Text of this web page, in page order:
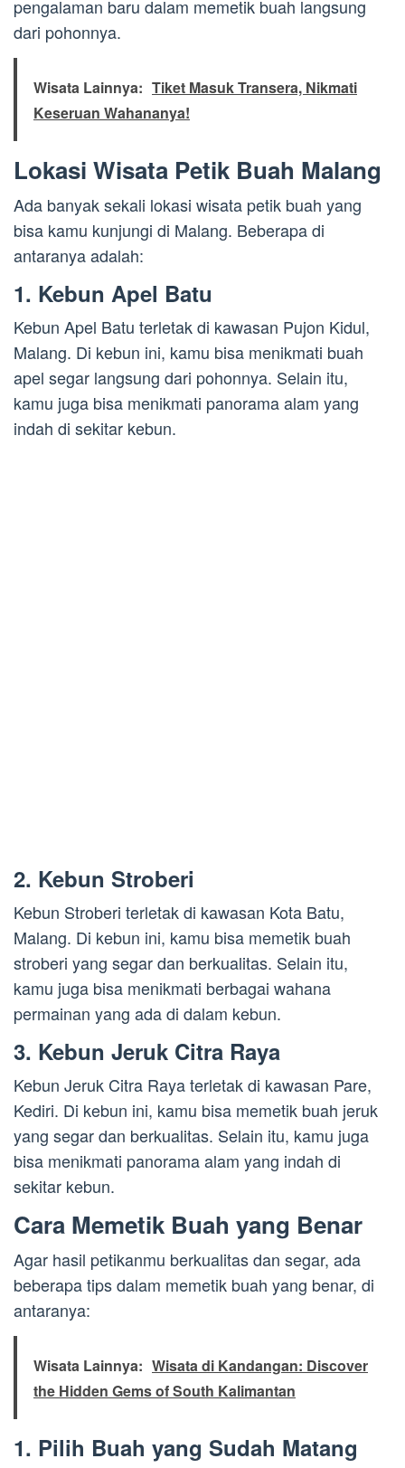
pengalaman baru dalam memetik buah langsung
dari pohonnya.
Wisata Lainnya: Tiket Masuk Transera, Nikmati
Keseruan Wahananya!
Lokasi Wisata Petik Buah Malang
Ada banyak sekali lokasi wisata petik buah yang
bisa kamu kunjungi di Malang. Beberapa di
antaranya adalah:
1. Kebun Apel Batu
Kebun Apel Batu terletak di kawasan Pujon Kidul,
Malang. Di kebun ini, kamu bisa menikmati buah
apel segar langsung dari pohonnya. Selain itu,
kamu juga bisa menikmati panorama alam yang
indah di sekitar kebun.
2. Kebun Stroberi
Kebun Stroberi terletak di kawasan Kota Batu,
Malang. Di kebun ini, kamu bisa memetik buah
stroberi yang segar dan berkualitas. Selain itu,
kamu juga bisa menikmati berbagai wahana
permainan yang ada di dalam kebun.
3. Kebun Jeruk Citra Raya
Kebun Jeruk Citra Raya terletak di kawasan Pare,
Kediri. Di kebun ini, kamu bisa memetik buah jeruk
yang segar dan berkualitas. Selain itu, kamu juga
bisa menikmati panorama alam yang indah di
sekitar kebun.
Cara Memetik Buah yang Benar
Agar hasil petikanmu berkualitas dan segar, ada
beberapa tips dalam memetik buah yang benar, di
antaranya:
Wisata Lainnya: Wisata di Kandangan: Discover
the Hidden Gems of South Kalimantan
1. Pilih Buah yang Sudah Matang